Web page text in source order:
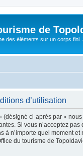
de
des éléments sur un corps fini.
d’utilisation
ci-après par «
Si vous n’acceptez
à n’importe quel moment
du tourisme de